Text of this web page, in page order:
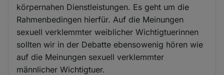
körpernahen Dienstleistungen. Es geht um die
Rahmenbedingen hierfür. Auf die Meinungen
sexuell verklemmter weiblicher Wichtigtuerinnen
sollten wir in der Debatte ebensowenig hören wie
auf die Meinungen sexuell verklemmter
männlicher Wichtigtuer.